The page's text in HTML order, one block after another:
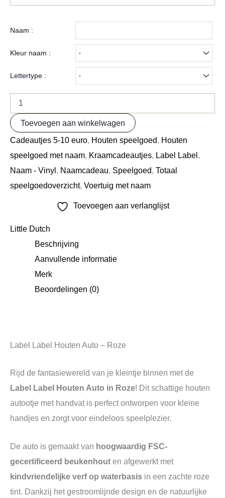
Naam :
Kleur naam :
Lettertype :
Toevoegen aan winkelwagen
Cadeautjes 5-10 euro, Houten speelgoed, Houten
speelgoed met naam, Kraamcadeautjes, Label Label,
Naam - Vinyl, Naamcadeau, Speelgoed, Totaal
speelgoedoverzicht, Voertuig met naam
Toevoegen aan verlanglijst
Little Dutch
Beschrijving
Aanvullende informatie
Merk
Beoordelingen (0)
Label Label Houten Auto – Roze
Rijd de fantasiewereld van je kleintje binnen met de
Label Label Houten Auto in Roze! Dit schattige houten
autootje met handvat is perfect ontworpen voor kleine
handjes en zorgt voor eindeloos speelplezier.
De auto is gemaakt van hoogwaardig FSC-
gecertificeerd beukenhout en afgewerkt met
kindvriendelijke verf op waterbasis in een zachte roze
tint. Dankzij het gestroomlijnde design en de natuurlijke